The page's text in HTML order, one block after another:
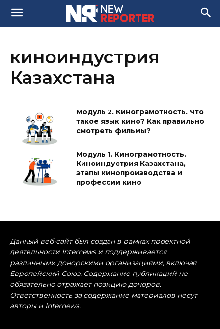
киноиндустрия
Казахстана
Модуль 2. Кинограмотность. Что
такое язык кино? Как правильно
смотреть фильмы?
Модуль 1. Кинограмотность.
Киноиндустрия Казахстана,
этапы кинопроизводства и
профессии кино
Данный веб-сайт был создан в рамках проектной
деятельности Internews и поддерживается
различными донорскими организациями, включая
Европейский Союз. Содержание публикаций не
обязательно отражает позицию доноров.
Ответственность за содержание материалов несут
авторы и Internews.